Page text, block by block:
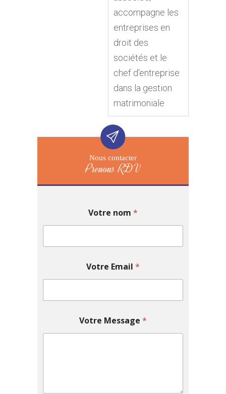
accompagne les
entreprises en
droit des
sociétés et le
chef d'entreprise
dans la gestion
matrimoniale
Nous contacter
Prenons RDV
Votre nom *
Votre Email *
Votre Message *